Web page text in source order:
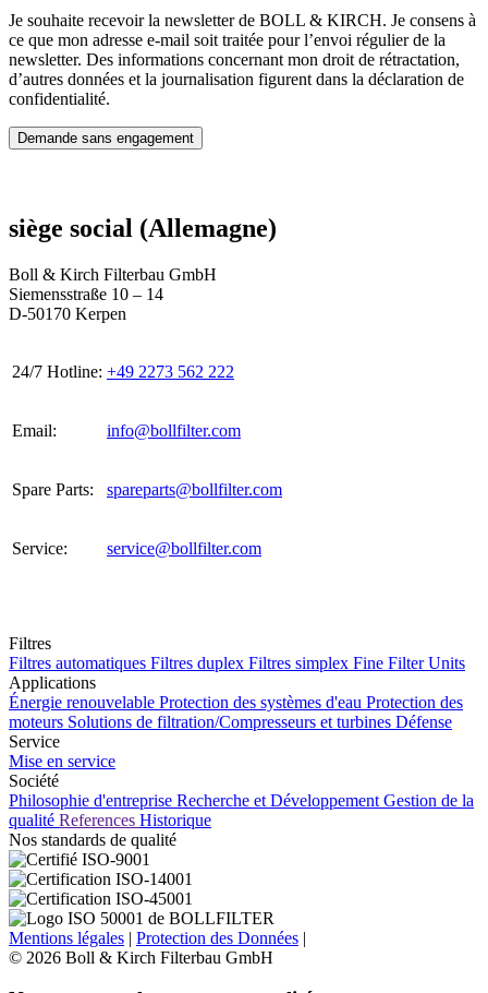
Je souhaite recevoir la newsletter de BOLL & KIRCH. Je consens à
ce que mon adresse e-mail soit traitée pour l’envoi régulier de la
newsletter. Des informations concernant mon droit de rétractation,
d’autres données et la journalisation figurent dans la déclaration de
confidentialité.
siège social (Allemagne)
Boll & Kirch Filterbau GmbH
Siemensstraße 10 – 14
D-50170 Kerpen
24/7 Hotline: +49 2273 562 222
Email: info@bollfilter.com
Spare Parts: spareparts@bollfilter.com
Service: service@bollfilter.com
Filtres
Filtres automatiques Filtres duplex Filtres simplex Fine Filter Units
Applications
Énergie renouvelable Protection des systèmes d'eau Protection des
moteurs Solutions de filtration/Compresseurs et turbines Défense
Service
Mise en service
Société
Philosophie d'entreprise Recherche et Développement Gestion de la
qualité References Historique
Nos standards de qualité
Mentions légales | Protection des Données |
© 2026 Boll & Kirch Filterbau GmbH